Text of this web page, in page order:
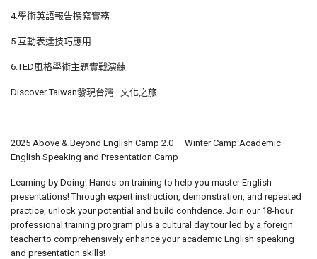
4.學術英語報告撰寫實務
5.互動表達技巧應用
6.TED風格學術主題實戰演練
Discover Taiwan發現台灣–文化之旅
2025 Above & Beyond English Camp 2.0 — Winter Camp:Academic
English Speaking and Presentation Camp
Learning by Doing! Hands-on training to help you master English
presentations! Through expert instruction, demonstration, and repeated
practice, unlock your potential and build confidence. Join our 18-hour
professional training program plus a cultural day tour led by a foreign
teacher to comprehensively enhance your academic English speaking
and presentation skills!